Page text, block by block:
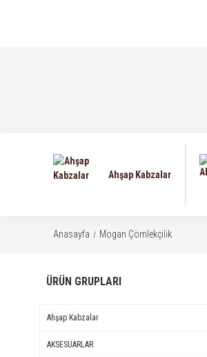
Ahşap Kabzalar
Anasayfa Mogan Çömlekçilik
ÜRÜN GRUPLARI
Ahşap Kabzalar
AKSESUARLAR